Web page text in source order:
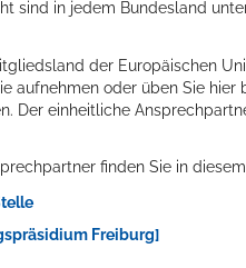
sind in jedem Bundesland
der Europäischen
aufnehmen oder üben Sie hier
Der einheitliche
finden Sie in
Freiburg]